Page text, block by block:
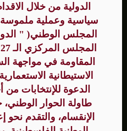
الدولية من خلال
سياسية وعملية
المقاومة في مواجهة
الاستيطانية
الدعوة للإنتخابات
طاولة الحوار الوطني،
الإنقسام، والتقدم نحو